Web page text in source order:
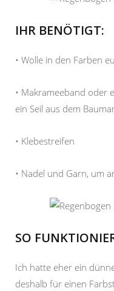
IHR BENÖTIGT:
• Wolle in den Farben
• Makrameeband oder
ein Seil aus dem
• Klebestreifen
• Nadel und Garn, um
SO
Ich hatte eher ein
deshalb für einen